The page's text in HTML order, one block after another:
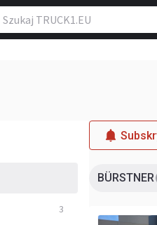
3
BÜRSTNER